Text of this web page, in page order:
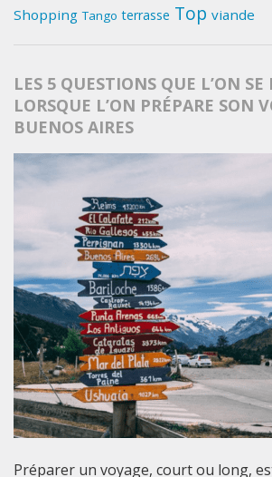
Shopping Tango terrasse Top viande
LES 5 QUESTIONS QUE L’ON SE
LORSQUE L’ON PRÉPARE SON
BUENOS AIRES
Préparer un voyage, court ou long,